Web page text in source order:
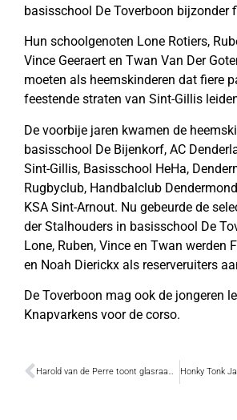
basisschool De Toverboon bijzonder
Hun schoolgenoten Lone Rotiers,
Vince Geeraert en Twan Van Der
moeten als heemskinderen dat fiere
feestende straten van Sint-Gillis
De voorbije jaren kwamen de
basisschool De Bijenkorf, AC
Sint-Gillis, Basisschool HeHa,
Rugbyclub, Handbalclub
KSA Sint-Arnout. Nu gebeurde de
der Stalhouders in basisschool De
Lone, Ruben, Vince en Twan werden
en Noah Dierickx als reserveruiters
De Toverboon mag ook de jongeren
Knapvarkens voor de corso.
Harold van de Perre toont glasraamkunst in Onze-Lieve-Vrouwekerk